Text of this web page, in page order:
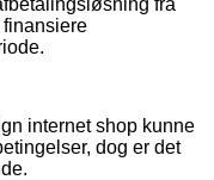
internet shop kunne
dog er det